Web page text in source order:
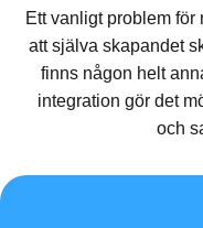
Ett vanligt problem för
att själva skapandet
finns någon helt
integration gör det
och